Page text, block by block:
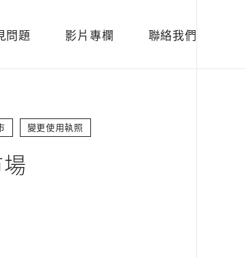
問題 影片專欄 聯絡我們
變更使用執照